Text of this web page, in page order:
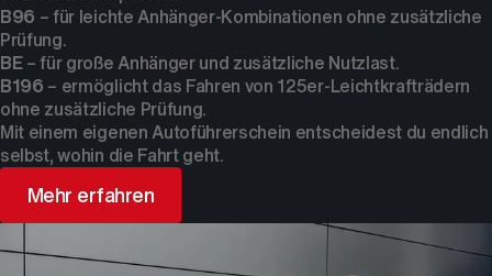
B96 – für leichte Anhänger-Kombinationen ohne zusätzliche
Prüfung.
BE– für große Anhänger und zusätzliche Nutzlast.
B196 – ermöglicht das Fahren von 125er-Leichtkrafträdern
ohne zusätzliche Prüfung.
Mit einem eigenen Autoführerschein entscheidest du endlich
selbst, wohin die Fahrt geht.
Mehr erfahren